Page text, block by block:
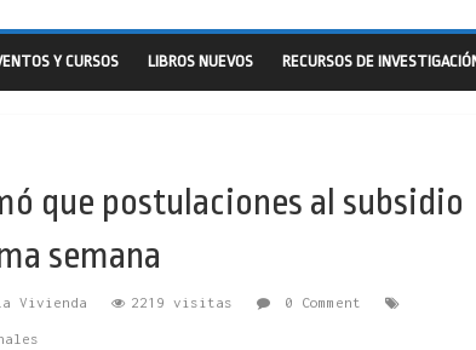
Y CURSOS LIBROS NUEVOS RECURSOS DE
que postulaciones al subsidio
semana
Vivienda 2219 visitas 0 Comment